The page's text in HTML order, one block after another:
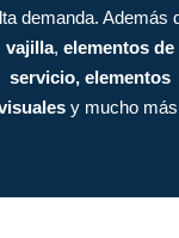
demanda. Además
vajilla,elementos de
servicio, elementos
y mucho